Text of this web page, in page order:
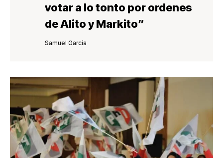
votar a lo tonto por ordenes
de Alito y Markito”
Samuel García